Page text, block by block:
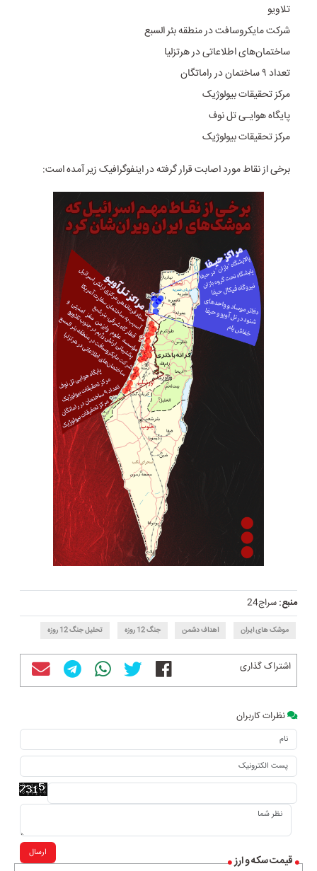
قیمت سکه و ارز
تلاویو
شرکت مایکروسافت در منطقه بئر السبع
ساختمان‌های اطلاعاتی در هرتزلیا
تعداد ۹ ساختمان در راماتگان
مرکز تحقیقات بیولوژیک
پایگاه هوایـی تل نوف
مرکز تحقیقات بیولوژیک
برخی از نقاط مورد اصابت قرار گرفته در اینفوگرافیک زیر آمده است:
منبع:سراج24
موشک های ایران اهداف دشمن جنگ 12 روزه تحلیل جنگ 12 روزه
اشتراک گذاری
نظرات کاربران
ارسال